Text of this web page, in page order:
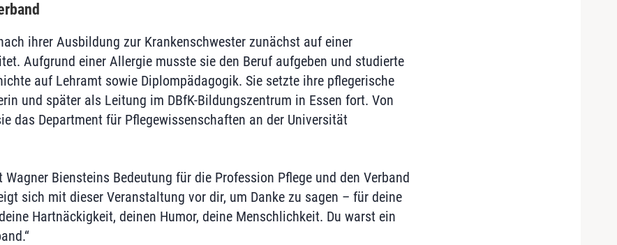
ihrer Ausbildung zur Krankenschwester zunächst auf einer
Aufgrund einer Allergie musste sie den Beruf aufgeben und studierte
auf Lehramt sowie Diplompädagogik. Sie setzte ihre pflegerische
und später als Leitung im DBfK-Bildungszentrum in Essen fort. Von
das Department für Pflegewissenschaften an der Universität
Biensteins Bedeutung für die Profession Pflege und den Verband
sich mit dieser Veranstaltung vor dir, um Danke zu sagen – für deine
Hartnäckigkeit, deinen Humor, deine Menschlichkeit. Du warst ein